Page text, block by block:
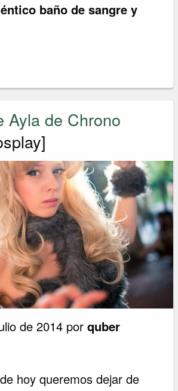
baño de sangre y
Ayla de Chrono
de 2014 porquber
hoy queremos dejar de